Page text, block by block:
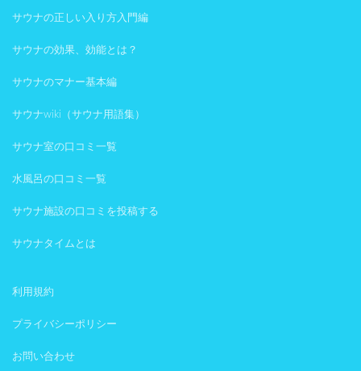
サウナの正しい入り方入門編
サウナの効果、効能とは？
サウナのマナー基本編
サウナwiki（サウナ用語集）
サウナ室の口コミ一覧
水風呂の口コミ一覧
サウナ施設の口コミを投稿する
サウナタイムとは
利用規約
プライバシーポリシー
お問い合わせ